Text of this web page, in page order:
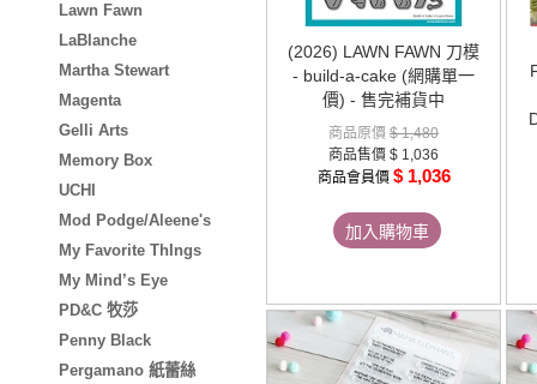
Lawn Fawn
LaBlanche
Martha Stewart
Magenta
Gelli Arts
Memory Box
UCHI
Mod Podge/Aleene's
My Favorite ThIngs
My Mind’s Eye
PD&C 牧莎
Penny Black
Pergamano 紙蕾絲
(2026) LAWN FAWN 刀模
- build-a-cake (網購單一
價) - 售完補貨中
商品原價 $ 1,480
商品售價 $ 1,036
商品會員價 $ 1,036
加入購物車